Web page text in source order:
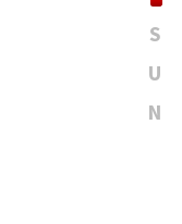
S
U
N